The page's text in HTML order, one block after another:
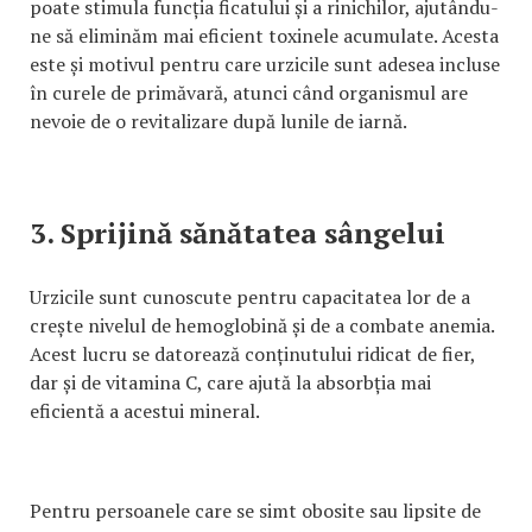
poate stimula funcția ficatului și a rinichilor, ajutându-
ne să eliminăm mai eficient toxinele acumulate. Acesta
este și motivul pentru care urzicile sunt adesea incluse
în curele de primăvară, atunci când organismul are
nevoie de o revitalizare după lunile de iarnă.
3. Sprijină sănătatea sângelui
Urzicile sunt cunoscute pentru capacitatea lor de a
crește nivelul de hemoglobină și de a combate anemia.
Acest lucru se datorează conținutului ridicat de fier,
dar și de vitamina C, care ajută la absorbția mai
eficientă a acestui mineral.
Pentru persoanele care se simt obosite sau lipsite de